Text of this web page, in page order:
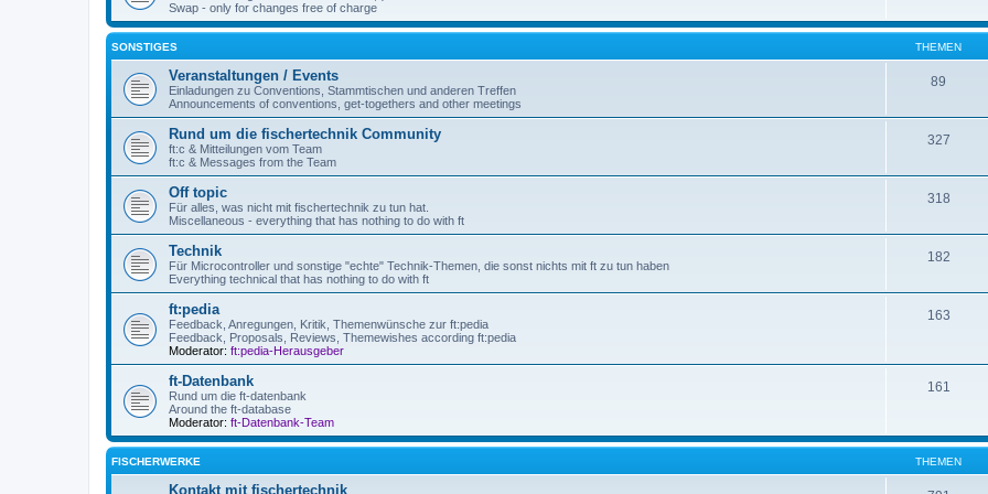
Swap - only for changes free of charge
SONSTIGES THEMEN
Veranstaltungen / Events
Einladungen zu Conventions, Stammtischen und anderen Treffen
Announcements of conventions, get-togethers and other meetings
89
Rund um die fischertechnik Community
ft:c & Mitteilungen vom Team
ft:c & Messages from the Team
327
Off topic
Für alles, was nicht mit fischertechnik zu tun hat.
Miscellaneous - everything that has nothing to do with ft
318
Technik
Für Microcontroller und sonstige "echte" Technik-Themen, die sonst nichts mit ft zu tun haben
Everything technical that has nothing to do with ft
182
ft:pedia
Feedback, Anregungen, Kritik, Themenwünsche zur ft:pedia
Feedback, Proposals, Reviews, Themewishes according ft:pedia
Moderator: ft:pedia-Herausgeber
163
ft-Datenbank
Rund um die ft-datenbank
Around the ft-database
Moderator: ft-Datenbank-Team
161
FISCHERWERKE THEMEN
Kontakt mit fischertechnik